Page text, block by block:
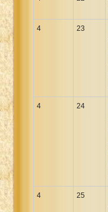
4 23
4 24
4 25